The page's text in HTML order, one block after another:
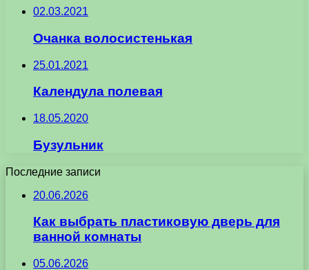
02.03.2021
Очанка волосистенькая
25.01.2021
Календула полевая
18.05.2020
Бузульник
Последние записи
20.06.2026
Как выбрать пластиковую дверь для
ванной комнаты
05.06.2026